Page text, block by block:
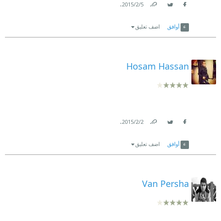
5‏/2‏/2015
.
أوافق اضف تعليق
Hosam Hassan
2‏/2‏/2015
.
أوافق اضف تعليق
Van Persha